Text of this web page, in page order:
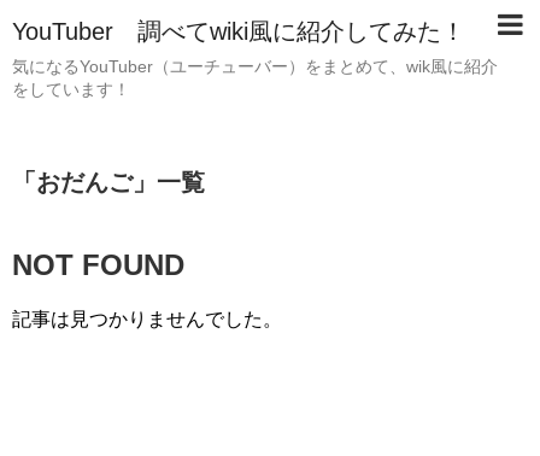
YouTuber 調べてwiki風に紹介してみた！
気になるYouTuber（ユーチューバー）をまとめて、wik風に紹介
をしています！
「 おだんご」 一覧
NOT FOUND
記事は見つかりませんでした。